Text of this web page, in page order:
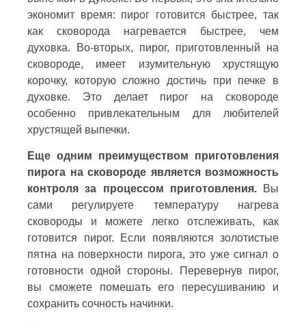
экономит время: пирог готовится быстрее, так
как сковорода нагревается быстрее, чем
духовка. Во-вторых, пирог, приготовленный на
сковороде, имеет изумительную хрустящую
корочку, которую сложно достичь при печке в
духовке. Это делает пирог на сковороде
особенно привлекательным для любителей
хрустящей выпечки.
Еще одним преимуществом приготовления
пирога на сковороде является возможность
контроля за процессом приготовления.
Вы
сами регулируете температуру нагрева
сковороды и можете легко отслеживать, как
готовится пирог. Если появляются золотистые
пятна на поверхности пирога, это уже сигнал о
готовности одной стороны. Перевернув пирог,
вы сможете помешать его пересушиванию и
сохранить сочность начинки.